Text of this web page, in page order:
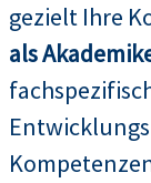
gezielt Ihre
als